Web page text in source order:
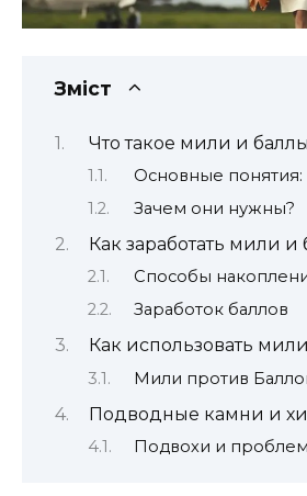
Зміст
Что такое мили и
Основные понятия:
Зачем они нужны?
Как заработать мили и
Способы
Заработок баллов
Как использовать
Мили против
Подводные камни и
Подвохи и